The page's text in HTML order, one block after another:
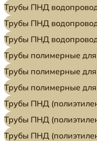
Трубы ПНД
Трубы ПНД
Трубы ПНД
Трубы полимерные
Трубы полимерные
Трубы полимерные
Трубы ПНД
Трубы ПНД
Трубы ПНД